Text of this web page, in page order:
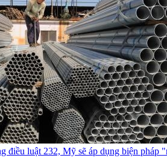
điều luật 232, Mỹ sẽ áp dụng biện pháp